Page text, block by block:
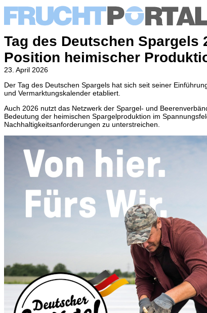
Tag des Deutschen Spargels
Position heimischer
23. April 2026
Der Tag des Deutschen Spargels hat sich seit seiner
und Vermarktungskalender etabliert.
Auch 2026 nutzt das Netzwerk der Spargel- und
Bedeutung der heimischen Spargelproduktion im
Nachhaltigkeitsanforderungen zu unterstreichen.